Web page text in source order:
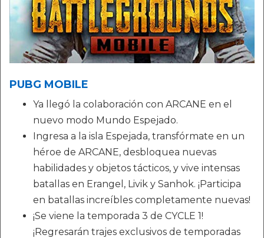
PUBG MOBILE
Ya llegó la colaboración con ARCANE en el
nuevo modo Mundo Espejado.
Ingresa a la isla Espejada, transfórmate en un
héroe de ARCANE, desbloquea nuevas
habilidades y objetos tácticos, y vive intensas
batallas en Erangel, Livik y Sanhok. ¡Participa
en batallas increíbles completamente nuevas!
¡Se viene la temporada 3 de CYCLE 1!
¡Regresarán trajes exclusivos de temporadas